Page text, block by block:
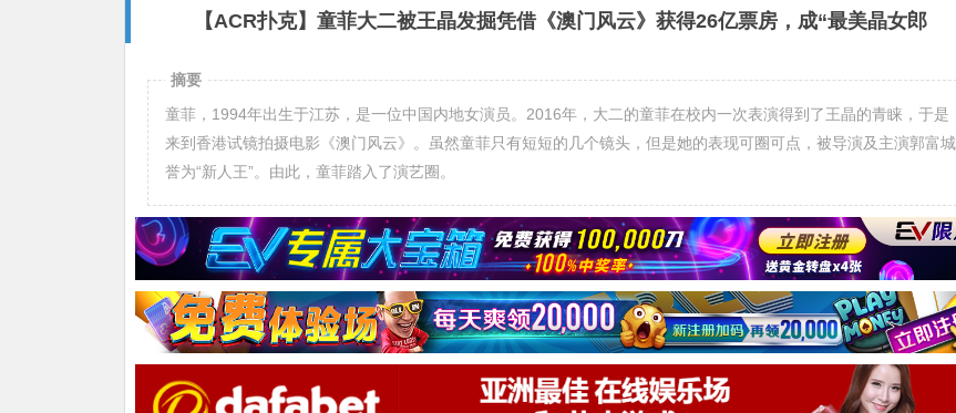
【ACR扑克】童菲大二被王晶发掘凭借《澳门风云》获得26亿票房，成“最美晶女郎
摘要
童菲，1994年出生于江苏，是一位中国内地女演员。2016年，大二的童菲在校内一次表演得到了王晶的青睐，于是
来到香港试镜拍摄电影《澳门风云》。虽然童菲只有短短的几个镜头，但是她的表现可圈可点，被导演及主演郭富城
誉为“新人王”。由此，童菲踏入了演艺圈。